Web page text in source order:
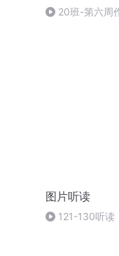
20班-第六周
图片听读
121-130听读